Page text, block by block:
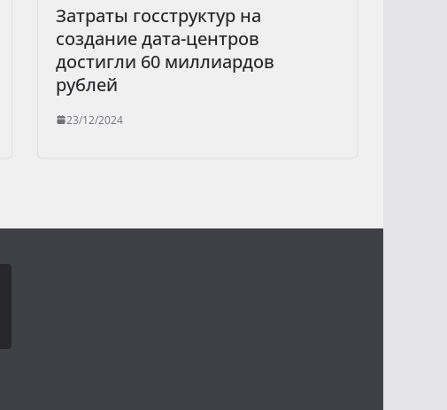
Затраты госструктур на
создание дата-центров
достигли 60 миллиардов
рублей
23/12/2024